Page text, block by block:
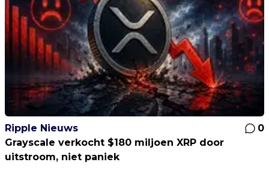
Ripple Nieuws
0
Grayscale verkocht $180 miljoen XRP door
uitstroom, niet paniek